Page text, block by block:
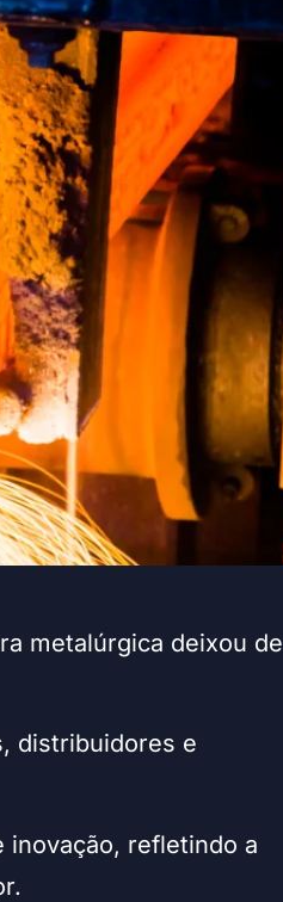
metalúrgica deixou de
distribuidores e
inovação, refletindo a